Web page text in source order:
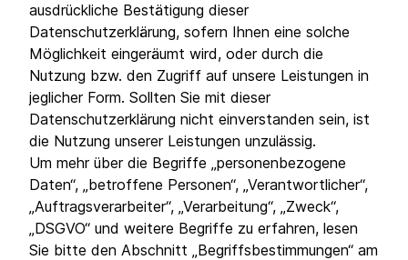
ausdrückliche Bestätigung dieser
Datenschutzerklärung, sofern Ihnen eine solche
Möglichkeit eingeräumt wird, oder durch die
Nutzung bzw. den Zugriff auf unsere Leistungen in
jeglicher Form. Sollten Sie mit dieser
Datenschutzerklärung nicht einverstanden sein, ist
die Nutzung unserer Leistungen unzulässig.
Um mehr über die Begriffe „personenbezogene
Daten“, „betroffene Personen“, „Verantwortlicher“,
„Auftragsverarbeiter“, „Verarbeitung“, „Zweck“,
„DSGVO“ und weitere Begriffe zu erfahren, lesen
Sie bitte den Abschnitt „Begriffsbestimmungen“ am